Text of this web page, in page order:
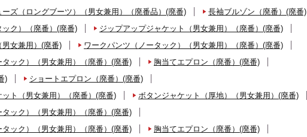
ズ（ロングブーツ）（男女兼用）（廃番品）(廃番)
長袖ブルゾン（廃番）(廃番)
ク）（廃番）(廃番)
ジップアップジャケット（男女兼用）（廃番）(廃番)
女兼用）(廃番)
ワークパンツ（ノータック）（男女兼用）（廃番）(廃番)
ック）（男女兼用）（廃番）(廃番)
胸当てエプロン（廃番）(廃番)
)
ショートエプロン（廃番）(廃番)
ト（男女兼用）（廃番）(廃番)
ボタンジャケット（厚地）（男女兼用）(廃番)
ック）（男女兼用）（廃番）(廃番)
ック）（男女兼用）（廃番）(廃番)
胸当てエプロン（廃番）(廃番)